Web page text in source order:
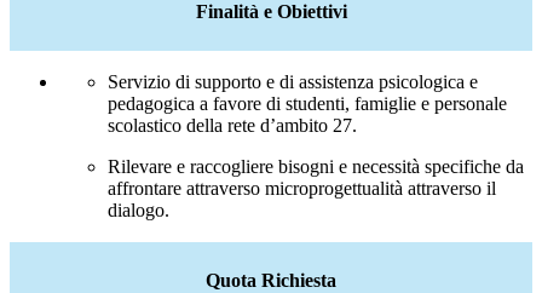
Finalità e Obiettivi
Servizio di supporto e di assistenza psicologica e
pedagogica a favore di studenti, famiglie e personale
scolastico della rete d’ambito 27.
Rilevare e raccogliere bisogni e necessità specifiche da
affrontare attraverso microprogettualità attraverso il
dialogo.
Quota Richiesta